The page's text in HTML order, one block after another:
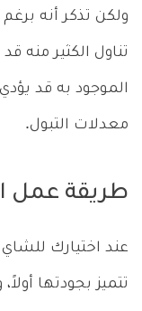
ولكن تذكر أنه برغم
تناول الكثير منه
الموجود به قد
معدلات التبول.
طريقة عمل
عند اختيارك للشاي
تتميز بجودتها